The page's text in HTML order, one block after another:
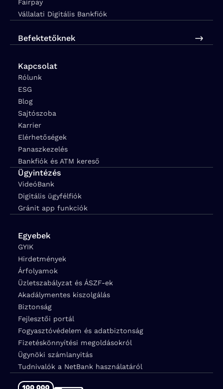
Fairpay
Vállalati Digitális Bankfiók
Befektetőknek
Kapcsolat
Rólunk
ESG
Blog
Sajtószoba
Karrier
Elérhetőségek
Panaszkezelés
Bankfiók és ATM kereső
Ügyintézés
VideóBank
Digitális ügyfélfiók
Gránit app funkciók
Egyebek
GYIK
Hirdetmények
Árfolyamok
Üzletszabályzat és ÁSZF-ek
Akadálymentes kiszolgálás
Biztonság
Fejlesztői portál
Fogyasztóvédelem és adatbiztonság
Fizetéskönnyítési megoldásokról
Ügynöki számlanyitás
Tudnivalók a NetBank használatáról